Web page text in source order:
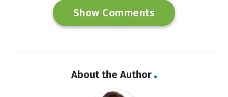
Show Comments
About the Author